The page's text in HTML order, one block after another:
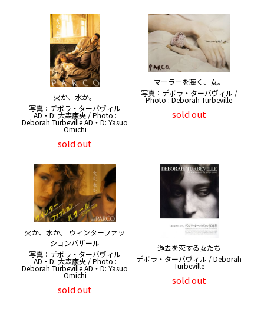
火か、水か。
写真：デボラ・ターバヴィル
AD・D: 大森康央 / Photo :
Deborah Turbeville AD・D: Yasuo
Omichi
sold out
マーラーを聴く、女。
写真：デボラ・ターバヴィル /
Photo : Deborah Turbeville
sold out
火か、水か。 ウィンターファッ
ションバザール
写真：デボラ・ターバヴィル
AD・D: 大森康央 / Photo :
Deborah Turbeville AD・D: Yasuo
Omichi
sold out
過去を恋する女たち
デボラ・ターバヴィル / Deborah
Turbeville
sold out